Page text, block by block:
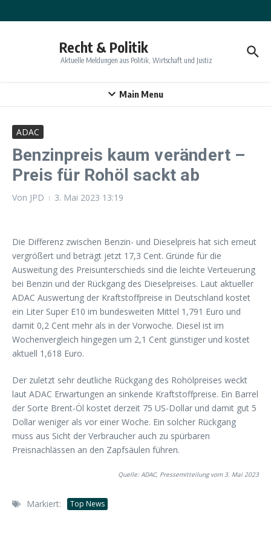
Recht & Politik
Aktuelle Meldungen aus Politik, Wirtschaft und Justiz
Main Menu
ADAC
Benzinpreis kaum verändert –
Preis für Rohöl sackt ab
Von JPD 3. Mai 2023 13:19
Die Differenz zwischen Benzin- und Dieselpreis hat sich erneut
vergrößert und beträgt jetzt 17,3 Cent. Gründe für die
Ausweitung des Preisunterschieds sind die leichte Verteuerung
bei Benzin und der Rückgang des Dieselpreises. Laut aktueller
ADAC Auswertung der Kraftstoffpreise in Deutschland kostet
ein Liter Super E10 im bundesweiten Mittel 1,791 Euro und
damit 0,2 Cent mehr als in der Vorwoche. Diesel ist im
Wochenvergleich hingegen um 2,1 Cent günstiger und kostet
aktuell 1,618 Euro.
Der zuletzt sehr deutliche Rückgang des Rohölpreises weckt
laut ADAC Erwartungen an sinkende Kraftstoffpreise. Ein Barrel
der Sorte Brent-Öl kostet derzeit 75 US-Dollar und damit gut 5
Dollar weniger als vor einer Woche. Ein solcher Rückgang
muss aus Sicht der Verbraucher auch zu spürbaren
Preisnachlässen an den Zapfsäulen führen.
Quelle: ADAC, Pressemitteilung vom 3. Mai 2023
Markiert: Top News